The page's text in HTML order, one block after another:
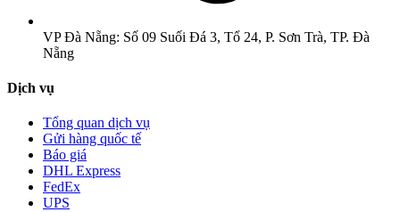
VP Đà Nẵng: Số 09 Suối Đá 3, Tổ 24, P. Sơn Trà, TP. Đà
Nẵng
Dịch vụ
Tổng quan dịch vụ
Gửi hàng quốc tế
Báo giá
DHL Express
FedEx
UPS